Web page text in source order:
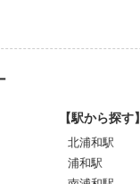
【駅から探す】
北浦和駅
浦和駅